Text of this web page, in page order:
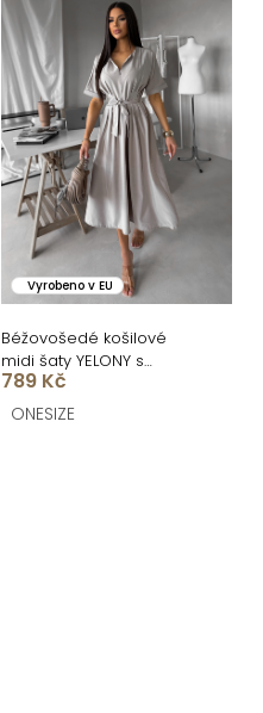
Vyrobeno v EU
Béžovošedé košilové
midi šaty YELONY s
páskem
789 Kč
ONESIZE